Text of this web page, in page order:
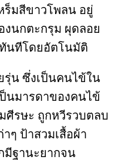
มสีขาวโพลน อยู่
งนกตะกรุม ผุดลอย
นทีโดยอัตโนมัติ
รุ่น ซึ่งเป็นคนไข้ใน
นมารดาของคนไข้
ศีรษะ ถูกหวีรวบตลบ
ๆ ป้าสวมเสื้อผ้า
มีฐานะยากจน